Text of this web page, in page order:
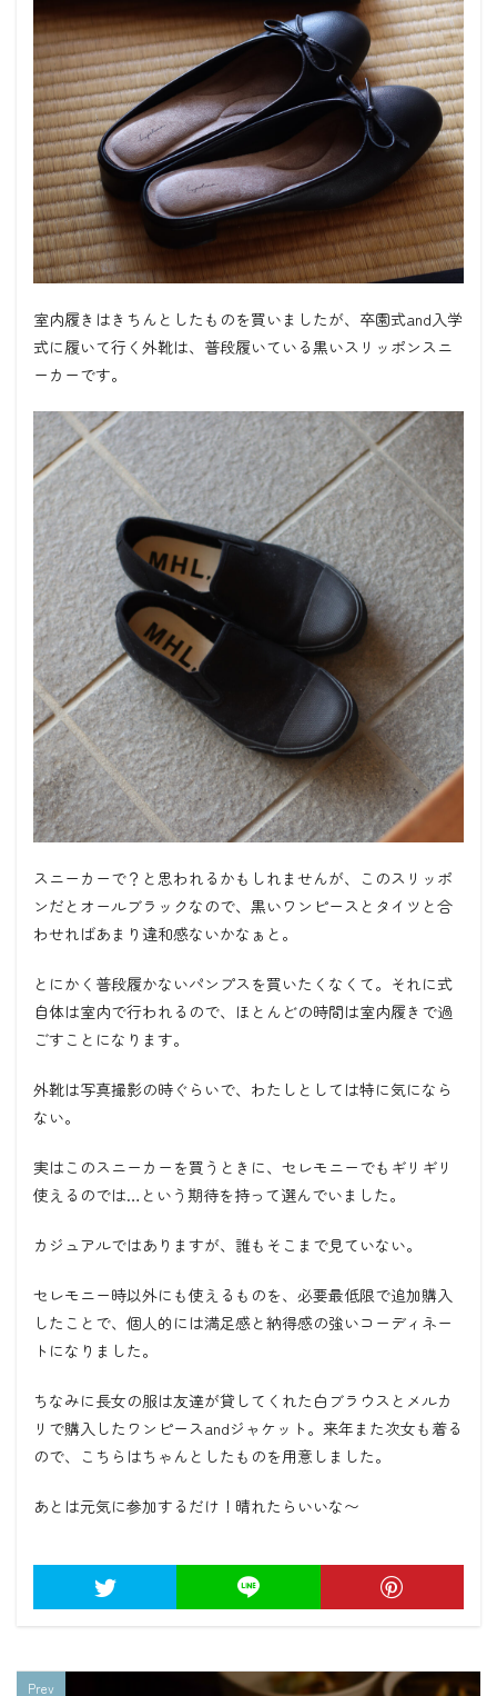
室内履きはきちんとしたものを買いましたが、卒園式and入学
式に履いて行く外靴は、普段履いている黒いスリッポンスニ
ーカーです。
スニーカーで？と思われるかもしれませんが、このスリッポ
ンだとオールブラックなので、黒いワンピースとタイツと合
わせればあまり違和感ないかなぁと。
とにかく普段履かないパンプスを買いたくなくて。それに式
自体は室内で行われるので、ほとんどの時間は室内履きで過
ごすことになります。
外靴は写真撮影の時ぐらいで、わたしとしては特に気になら
ない。
実はこのスニーカーを買うときに、セレモニーでもギリギリ
使えるのでは…という期待を持って選んでいました。
カジュアルではありますが、誰もそこまで見ていない。
セレモニー時以外にも使えるものを、必要最低限で追加購入
したことで、個人的には満足感と納得感の強いコーディネー
トになりました。
ちなみに長女の服は友達が貸してくれた白ブラウスとメルカ
リで購入したワンピースandジャケット。来年また次女も着る
ので、こちらはちゃんとしたものを用意しました。
あとは元気に参加するだけ！晴れたらいいな〜
Prev